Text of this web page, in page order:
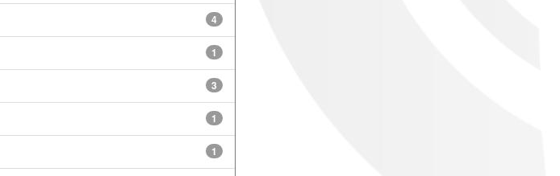
4
1
3
1
1